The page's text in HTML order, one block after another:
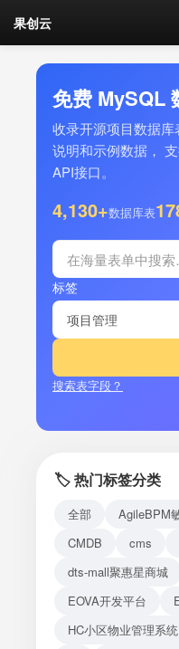
果创云
数据表单
API接口
云存储
剩余接口流量
加流量
接口测试
免费 MySQL
收录开源项目数据
说明和示例数据，
API接口。
4,130+数据库表
标签
搜索表字段？
🏷️ 热门标签分类
全部 AgileBPM
CMDB
cms
dts-mall聚惠星商城
EOVA开发平台
HC小区物业管理系统